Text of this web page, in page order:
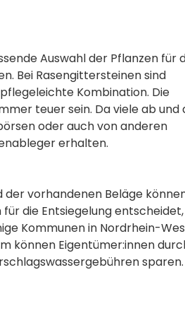
Auswahl der Pflanzen für
Bei Rasengittersteinen sind
Kombination. Die
teuer sein. Da viele ab und
oder auch von anderen
erhalten.
vorhandenen Beläge
die Entsiegelung
Kommunen in Nordrhein-
können Eigentümer:innen
sparen.